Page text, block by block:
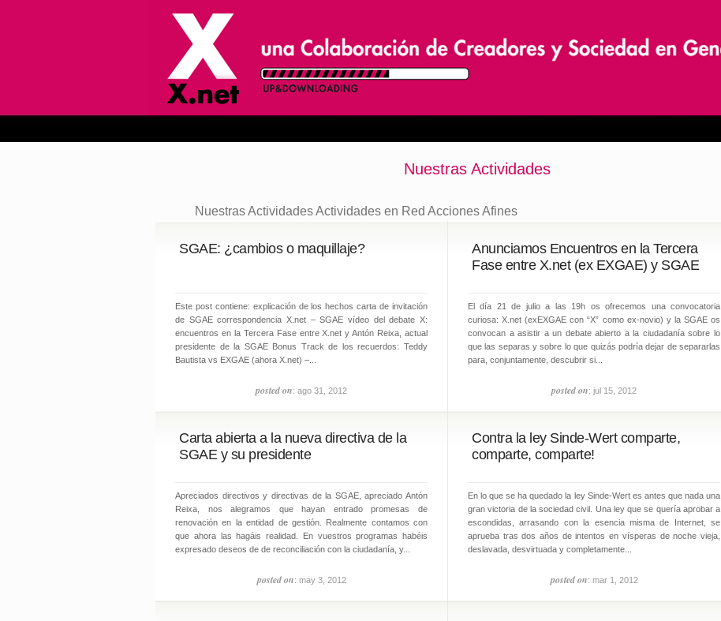
Nuestras Actividades
Nuestras ActividadesActividades en Red Acciones Afines
SGAE: ¿cambios o maquillaje?
Este post contiene: explicación de los hechos carta de invitación
de SGAE correspondencia X.net – SGAE vídeo del debate X:
encuentros en la Tercera Fase entre X.net y Antón Reixa, actual
presidente de la SGAE Bonus Track de los recuerdos: Teddy
Bautista vs EXGAE (ahora X.net) –...
posted on: ago 31, 2012
Anunciamos Encuentros en la Tercera
Fase entre X.net (ex EXGAE) y SGAE
El día 21 de julio a las 19h os ofrecemos una convocatoria
curiosa: X.net (exEXGAE con “X” como ex-novio) y la SGAE os
convocan a asistir a un debate abierto a la ciudadanía sobre lo
que las separas y sobre lo que quizás podría dejar de separarlas
para, conjuntamente, descubrir si...
posted on: jul 15, 2012
Carta abierta a la nueva directiva de la
SGAE y su presidente
Apreciados directivos y directivas de la SGAE, apreciado Antón
Reixa, nos alegramos que hayan entrado promesas de
renovación en la entidad de gestión. Realmente contamos con
que ahora las hagáis realidad. En vuestros programas habéis
expresado deseos de de reconciliación con la ciudadanía, y...
posted on: may 3, 2012
Contra la ley Sinde-Wert comparte,
comparte, comparte!
En lo que se ha quedado la ley Sinde-Wert es antes que nada una
gran victoria de la sociedad civil. Una ley que se quería aprobar a
escondidas, arrasando con la esencia misma de Internet, se
aprueba tras dos años de intentos en vísperas de noche vieja,
deslavada, desvirtuada y completamente...
posted on: mar 1, 2012